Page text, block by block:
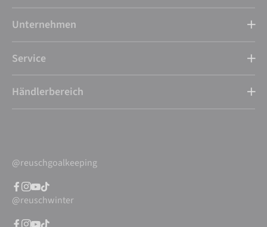
Unternehmen
Service
Händlerbereich
@reuschgoalkeeping
@reuschwinter